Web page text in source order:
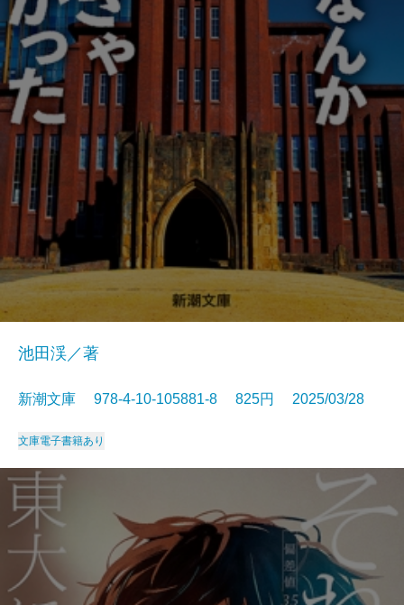
池田渓／著
新潮文庫 978-4-10-105881-8 825円 2025/03/28
文庫電子書籍あり